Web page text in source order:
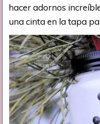
hacer adornos
una cinta en la tapa